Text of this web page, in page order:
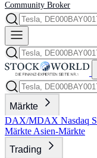
Community Broker
Märkte
DAX/MDAX Nasdaq
Märkte Asien-Märkte
Trading